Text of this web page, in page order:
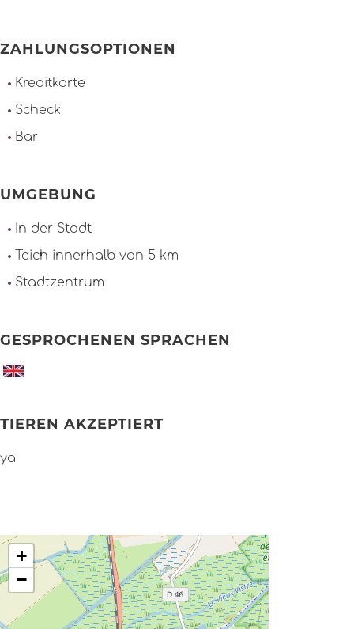
ZAHLUNGSOPTIONEN
Kreditkarte
Scheck
Bar
UMGEBUNG
In der Stadt
Teich innerhalb von 5 km
Stadtzentrum
GESPROCHENEN SPRACHEN
TIEREN AKZEPTIERT
ya
+
−